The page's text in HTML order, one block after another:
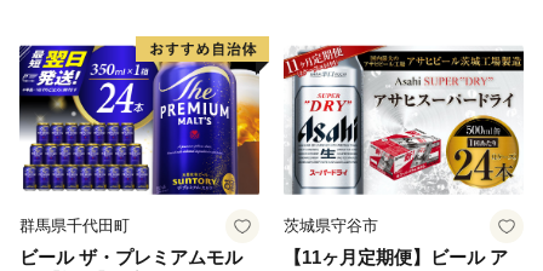
群馬県千代田町
ビール ザ・プレミアムモル
茨城県守谷市
【11ヶ月定期便】ビール ア